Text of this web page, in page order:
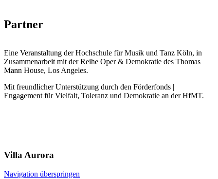
Partner
Eine Veranstaltung der Hochschule für Musik und Tanz Köln, in
Zusammenarbeit mit der Reihe Oper & Demokratie des Thomas
Mann House, Los Angeles.
Mit freundlicher Unterstützung durch den Förderfonds |
Engagement für Vielfalt, Toleranz und Demokratie an der HfMT.
VillaAurora
Navigation überspringen